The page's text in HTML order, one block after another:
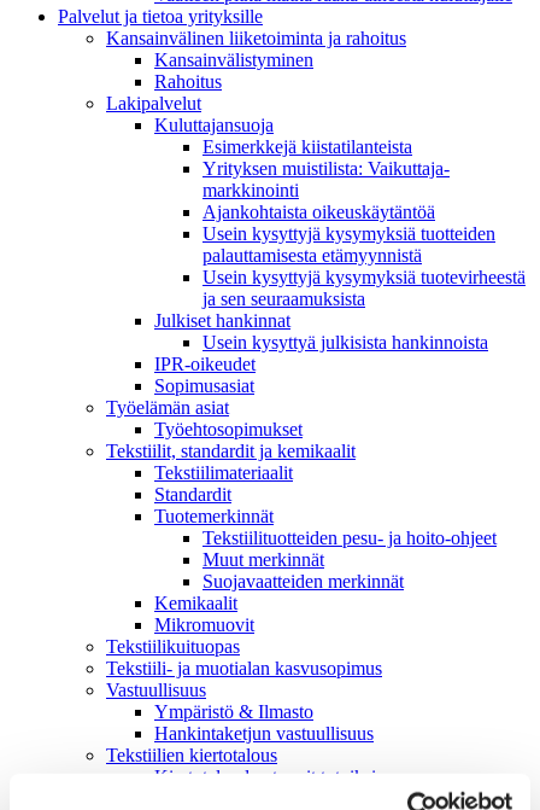
Palvelut ja tietoa yrityksille
Kansainvälinen liiketoiminta ja rahoitus
Kansain­välistyminen
Rahoitus
Lakipalvelut
Kuluttajansuoja
Esimerkkejä kiistatilanteista
Yrityksen muistilista: Vaikuttaja­
markkinointi
Ajankohtaista oikeuskäytäntöä
Usein kysyttyjä kysymyksiä tuotteiden
palauttamisesta etämyynnistä
Usein kysyttyjä kysymyksiä tuotevirheestä
ja sen seuraamuksista
Julkiset hankinnat
Usein kysyttyä julkisista hankinnoista
IPR-oikeudet
Sopimusasiat
Työelämän asiat
Työehto­sopimukset
Tekstiilit, standardit ja kemikaalit
Tekstiilimateriaalit
Standardit
Tuotemerkinnät
Tekstiilituotteiden pesu- ja hoito-ohjeet
Muut merkinnät
Suojavaatteiden merkinnät
Kemikaalit
Mikromuovit
Tekstiilikuitu­opas
Tekstiili- ja muotialan kasvusopimus
Vastuullisuus
Ympäristö & Ilmasto
Hankintaketjun vastuullisuus
Tekstiilien kiertotalous
Kiertotalouden termit tutuiksi
Mihin kierrättää vanhat vaatteet ja kodintekstiilit?